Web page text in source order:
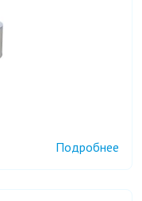
Подробнее